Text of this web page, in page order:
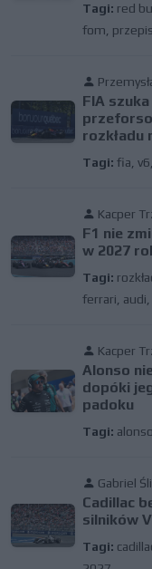
Tagi: red
fom
FIA
rozkładu
Tagi: fia v6
Kacper
F1 nie
w 2027
Tagi:
ferrari audi
Kacper
Alonso
dopóki
padoku
Tagi: alonso
Gabriel
Cadillac
silników
Tagi: